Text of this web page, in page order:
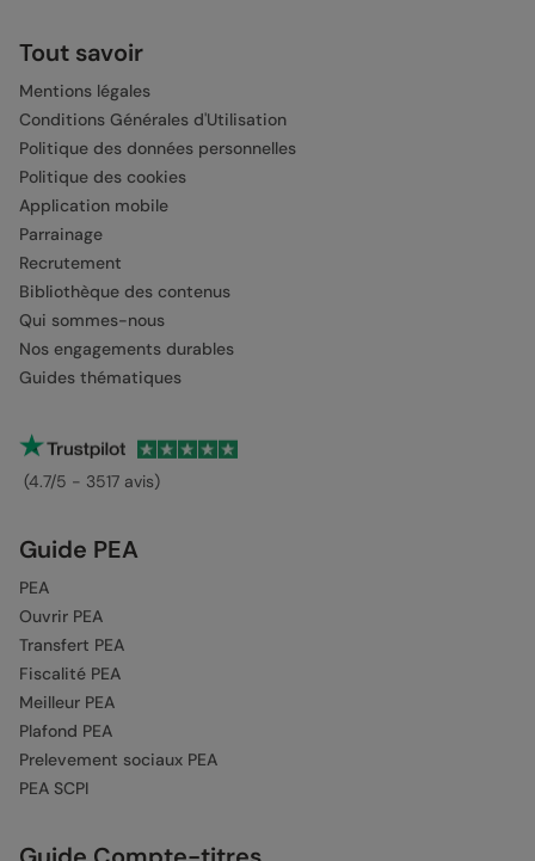
Tout savoir
Mentions légales
Conditions Générales d'Utilisation
Politique des données personnelles
Politique des cookies
Application mobile
Parrainage
Recrutement
Bibliothèque des contenus
Qui sommes-nous
Nos engagements durables
Guides thématiques
(4.7/5 - 3517 avis)
Guide PEA
PEA
Ouvrir PEA
Transfert PEA
Fiscalité PEA
Meilleur PEA
Plafond PEA
Prelevement sociaux PEA
PEA SCPI